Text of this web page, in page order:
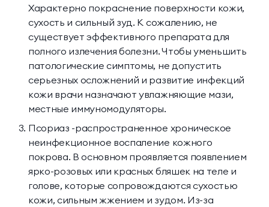
Характерно покраснение поверхности кожи,
сухость и сильный зуд. К сожалению, не
существует эффективного препарата для
полного излечения болезни. Чтобы уменьшить
патологические симптомы, не допустить
серьезных осложнений и развитие инфекций
кожи врачи назначают увлажняющие мази,
местные иммуномодуляторы.
Псориаз -распространенное хроническое
неинфекционное воспаление кожного
покрова. В основном проявляется появлением
ярко-розовых или красных бляшек на теле и
голове, которые сопровождаются сухостью
кожи, сильным жжением и зудом. Из-за